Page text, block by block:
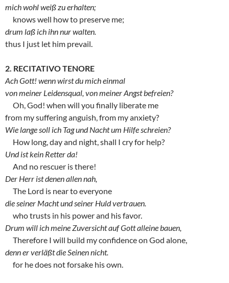
mich wohl weiß zu erhalten;
knows well how to preserve me;
drum laß ich ihn nur walten.
thus I just let him prevail.
2. RECITATIVO TENORE
Ach Gott! wenn wirst du mich einmal
von meiner Leidensqual, von meiner Angst befreien?
Oh, God! when will you finally liberate me
from my suffering anguish, from my anxiety?
Wie lange soll ich Tag und Nacht um Hilfe schreien?
How long, day and night, shall I cry for help?
Und ist kein Retter da!
And no rescuer is there!
Der Herr ist denen allen nah,
The Lord is near to everyone
die seiner Macht und seiner Huld vertrauen.
who trusts in his power and his favor.
Drum will ich meine Zuversicht auf Gott alleine bauen,
Therefore I will build my confidence on God alone,
denn er verläßt die Seinen nicht.
for he does not forsake his own.